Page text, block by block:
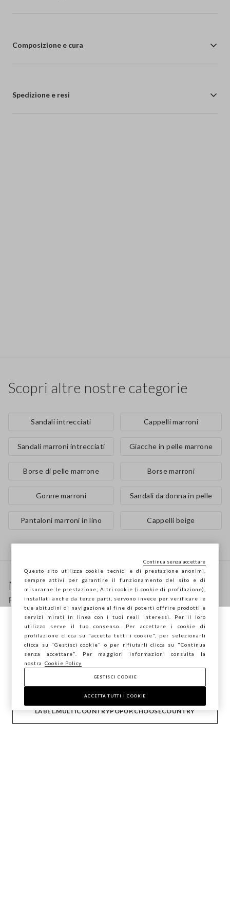
Composizione e cura
Spedizione e resi
Scopri altre nostre categorie
Sandali intrecciati Cappelli marroni
Sandali marroni intrecciati Giacche in pelle marrone
Borse di pelle marrone Borse marroni
Gonne marroni Sandali da donna in pelle
Pantaloni marroni in lino Cappelli beige
Newsletter
Ricevi informazioni su nuovi drop, collezioni e
promozioni. Per te -10% di sconto.
FOOTER.NEWSLETTER.SUBSCRIBE
Seguici su
IT
Stai navigando su STEFANEL Italia, vuoi
salvare la tua posizione?
CONFERMA
LABEL.MULTICOUNTRYPOPUP.CHOOSECOUNTRY
Questo sito utilizza cookie tecnici e di prestazione anonimi,
sempre attivi per garantire il funzionamento del sito e di
misurarne le prestazione; Altri cookie (i cookie di profilazione),
installati anche da terze parti, servono invece per verificare le
tue abitudini di navigazione al fine di poterti offrire prodotti e
servizi mirati in linea con i tuoi reali interessi. Per il loro
utilizzo serve il tuo consenso. Per accettare i cookie di
profilazione clicca su "accetta tutti i cookie", per selezionarli
clicca su "Gestisci cookie" o per rifiutarli clicca su "Continua
senza accettare". Per maggiori informazioni consulta la
nostra
Cookie Policy
GESTISCI COOKIE
ACCETTA TUTTI I COOKIE
Continua senza accettare